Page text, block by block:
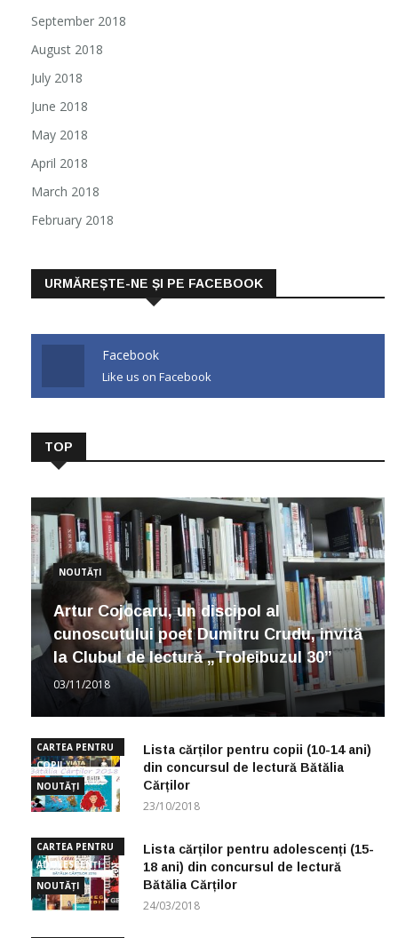
September 2018
August 2018
July 2018
June 2018
May 2018
April 2018
March 2018
February 2018
URMĂREȘTE-NE ȘI PE FACEBOOK
Facebook
Like us on Facebook
TOP
NOUTĂȚI
Artur Cojocaru, un discipol al
cunoscutului poet Dumitru Crudu, invită
la Clubul de lectură „Troleibuzul 30”
03/11/2018
CARTEA PENTRU
COPII
NOUTĂȚI
Lista cărților pentru copii (10-14 ani)
din concursul de lectură Bătălia
Cărților
23/10/2018
CARTEA PENTRU
ADOLESCENȚI
NOUTĂȚI
Lista cărților pentru adolescenți (15-
18 ani) din concursul de lectură
Bătălia Cărților
24/03/2018